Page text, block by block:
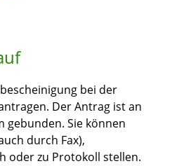
bei der
Der Antrag ist an
gebunden. Sie können
durch Fax),
oder zu Protokoll stellen.